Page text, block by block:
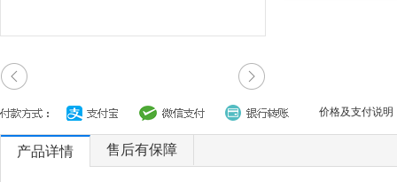
价格及支付说明
产品详情 售后有保障